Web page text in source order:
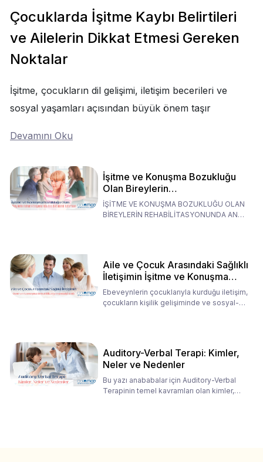
Çocuklarda İşitme Kaybı Belirtileri
ve Ailelerin Dikkat Etmesi Gereken
Noktalar
İşitme, çocukların dil gelişimi, iletişim becerileri ve
sosyal yaşamları açısından büyük önem taşır
Devamını Oku
İşitme ve Konuşma Bozukluğu
Olan Bireylerin
Rehabilitasyonunda Ana
Babaların Tutumları
İŞİTME VE KONUŞMA BOZUKLUĞU OLAN
BİREYLERİN REHABİLİTASYONUNDA ANA
Aile ve Çocuk Arasındaki Sağlıklı
İletişimin İşitme ve Konuşma
Rehabilitasyonundaki Rolü
Ebeveynlerin çocuklarıyla kurduğu iletişim,
çocukların kişilik gelişiminde ve sosyal-
Auditory-Verbal Terapi: Kimler,
Neler ve Nedenler
Bu yazı anababalar için Auditory-Verbal
Terapinin temel kavramları olan kimler,